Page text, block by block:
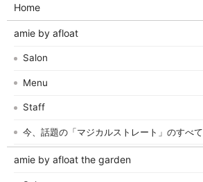
Home
amie by afloat
Salon
Menu
Staff
今、話題の「マジカルストレート」のすべて
amie by afloat the garden